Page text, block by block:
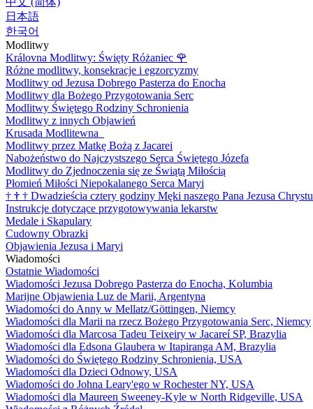
日本語
한국어
Modlitwy
Královna Modlitwy: Święty Różaniec 🌹
Różne modlitwy, konsekracje i egzorcyzmy
Modlitwy od Jezusa Dobrego Pasterza do Enocha
Modlitwy dla Bożego Przygotowania Serc
Modlitwy Świętego Rodziny Schronienia
Modlitwy z innych Objawień
Krusada Modlitewna
Modlitwy przez Matkę Bożą z Jacarei
Nabożeństwo do Najczystszego Serca Świętego Józefa
Modlitwy do Zjednoczenia się ze Świątą Miłością
Płomień Miłości Niepokalanego Serca Maryi
† † † Dwadzieścia cztery godziny Męki naszego Pana Jezusa
Instrukcje dotyczące przygotowywania lekarstw
Medale i Skapulary
Cudowny Obrazki
Objawienia Jezusa i Maryi
Wiadomości
Ostatnie Wiadomości
Wiadomości Jezusa Dobrego Pasterza do Enocha, Kolumbia
Marijne Objawienia Luz de Marii, Argentyna
Wiadomości do Anny w Mellatz/Göttingen, Niemcy
Wiadomości dla Marii na rzecz Bożego Przygotowania Serc, Niemcy
Wiadomości dla Marcosa Tadeu Teixeiry w Jacareí SP, Brazylia
Wiadomości dla Edsona Glaubera w Itapiranga AM, Brazylia
Wiadomości do Świętego Rodziny Schronienia, USA
Wiadomości dla Dzieci Odnowy, USA
Wiadomości do Johna Leary'ego w Rochester NY, USA
Wiadomości dla Maureen Sweeney-Kyle w North Ridgeville, USA